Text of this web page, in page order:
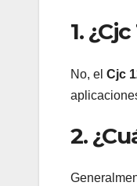
1.
No, el Cjc
2.